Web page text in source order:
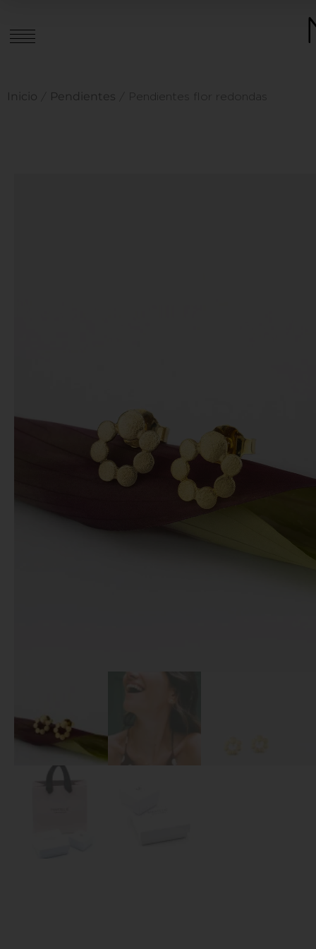
Inicio Pendientes / Pendientes flor redondas